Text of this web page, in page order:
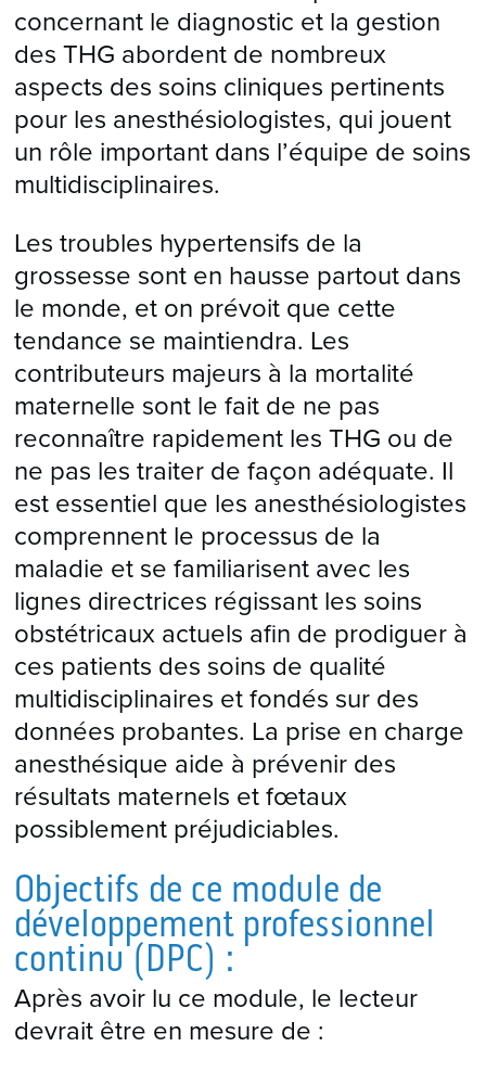
concernant le diagnostic et la gestion
des THG abordent de nombreux
aspects des soins cliniques pertinents
pour les anesthésiologistes, qui jouent
un rôle important dans l’équipe de soins
multidisciplinaires.
Les troubles hypertensifs de la
grossesse sont en hausse partout dans
le monde, et on prévoit que cette
tendance se maintiendra. Les
contributeurs majeurs à la mortalité
maternelle sont le fait de ne pas
reconnaître rapidement les THG ou de
ne pas les traiter de façon adéquate. Il
est essentiel que les anesthésiologistes
comprennent le processus de la
maladie et se familiarisent avec les
lignes directrices régissant les soins
obstétricaux actuels afin de prodiguer à
ces patients des soins de qualité
multidisciplinaires et fondés sur des
données probantes. La prise en charge
anesthésique aide à prévenir des
résultats maternels et fœtaux
possiblement préjudiciables.
Objectifs de ce module de
développement professionnel
continu (DPC) :
Après avoir lu ce module, le lecteur
devrait être en mesure de :